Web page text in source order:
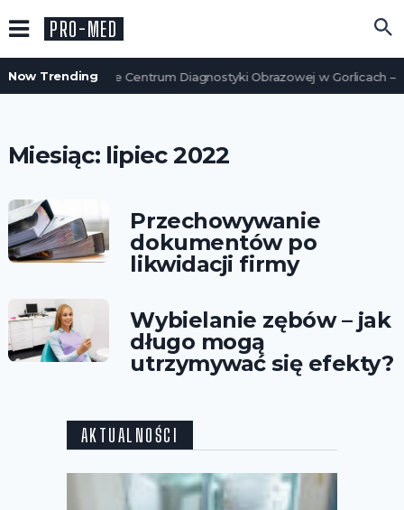
PRO-MED
Now Trending
Nowoczesne Centrum Diagnostyki Obrazowej w Gorlicach –
Miesiąc: lipiec 2022
Przechowywanie
dokumentów po
likwidacji firmy
Wybielanie zębów – jak
długo mogą
utrzymywać się efekty?
AKTUALNOŚCI